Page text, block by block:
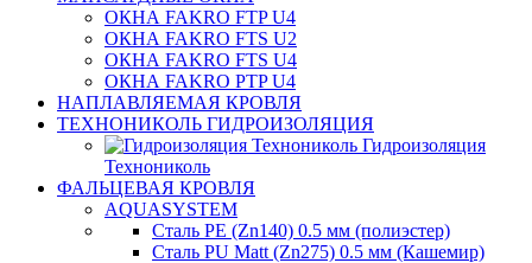
ОКНА FAKRO FTP U4
ОКНА FAKRO FTS U2
ОКНА FAKRO FTS U4
ОКНА FAKRO PTP U4
НАПЛАВЛЯЕМАЯ КРОВЛЯ
ТЕХНОНИКОЛЬ ГИДРОИЗОЛЯЦИЯ
Гидроизоляция
Технониколь
ФАЛЬЦЕВАЯ КРОВЛЯ
AQUASYSTEM
Сталь PE (Zn140) 0.5 мм (полиэстер)
Сталь PU Matt (Zn275) 0.5 мм (Кашемир)